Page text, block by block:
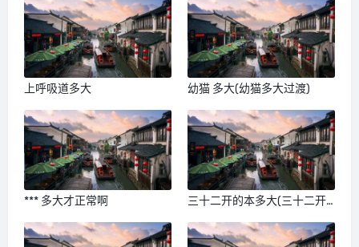
上呼吸道多大 幼猫 多大(幼猫多大过渡)
*** 多大才正常啊
三十二开的本多大(三十二开